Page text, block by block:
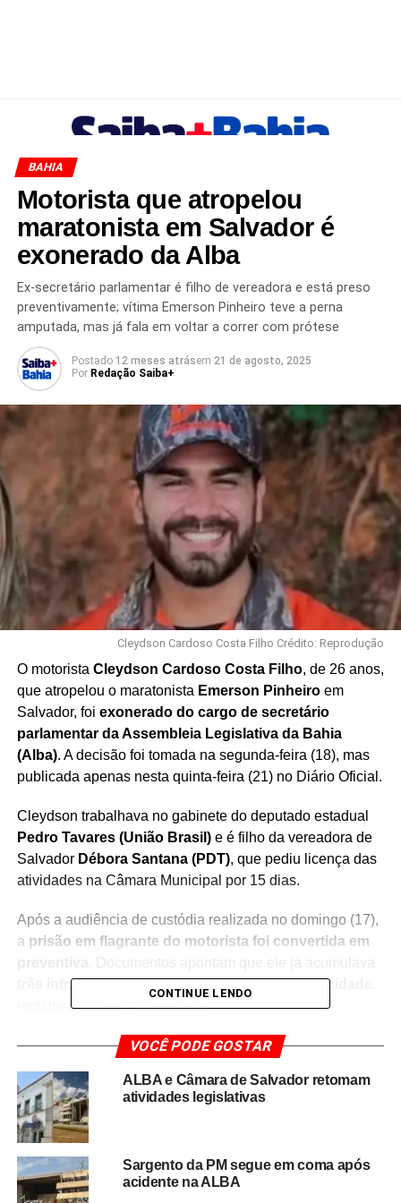
BAHIA
Motorista que atropelou
maratonista em Salvador é
exonerado da Alba
Ex-secretário parlamentar é filho de vereadora e está preso
preventivamente; vítima Emerson Pinheiro teve a perna
amputada, mas já fala em voltar a correr com prótese
Postado 12 meses atrásem 21 de agosto, 2025
Por Redação Saiba+
Cleydson Cardoso Costa Filho Crédito: Reprodução
O motorista Cleydson Cardoso Costa Filho, de 26 anos,
que atropelou o maratonista Emerson Pinheiroem
Salvador, foi exonerado do cargo de secretário
parlamentar da Assembleia Legislativa da Bahia
(Alba). A decisão foi tomada na segunda-feira (18), mas
publicada apenas nesta quinta-feira (21) no Diário Oficial.
Cleydson trabalhava no gabinete do deputado estadual
Pedro Tavares (União Brasil)e é filho da vereadora de
Salvador Débora Santana (PDT), que pediu licença das
atividades na Câmara Municipal por 15 dias.
Após a audiência de custódia realizada no domingo (17),
a prisão em flagrante do motorista foi convertida em
três infrações de trânsito por excesso de velocidade
registradas pela Transalvador.
Emerson teve a perna
amputada e sonha em voltar a
correr
O maratonista Emerson Pinheiro, atropelado na Pituba,
teve aperna direita amputada. Ele foi
CONTINUE LENDO
VOCÊ PODE GOSTAR
ALBA e Câmara de Salvador retomam
atividades legislativas
Sargento da PM segue em coma após
acidente na ALBA